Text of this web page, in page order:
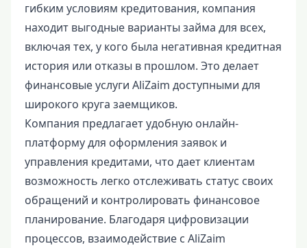
гибким условиям кредитования, компания
находит выгодные варианты займа для всех,
включая тех, у кого была негативная кредитная
история или отказы в прошлом. Это делает
финансовые услуги AliZaim доступными для
широкого круга заемщиков.
Компания предлагает удобную онлайн-
платформу для оформления заявок и
управления кредитами, что дает клиентам
возможность легко отслеживать статус своих
обращений и контролировать финансовое
планирование. Благодаря цифровизации
процессов, взаимодействие с AliZaim